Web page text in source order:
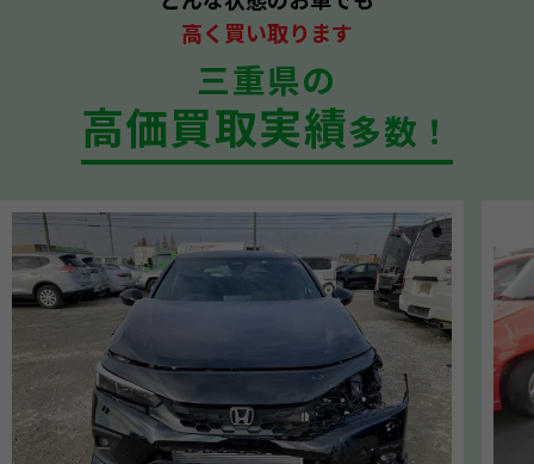
高く買い取ります
三重県の
高価買取実績多数！